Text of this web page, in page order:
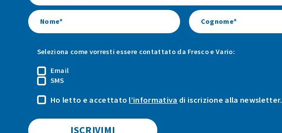
Seleziona come vorresti essere contattato da Fresco e Vario:
Email
SMS
Ho letto e accettato l’informativa di iscrizione alla newsletter.